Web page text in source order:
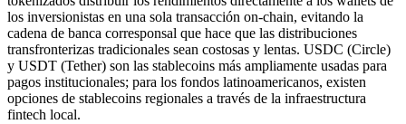
los inversionistas en una sola transacción on-chain, evitando la
cadena de banca corresponsal que hace que las distribuciones
transfronterizas tradicionales sean costosas y lentas. USDC (Circle)
y USDT (Tether) son las stablecoins más ampliamente usadas para
pagos institucionales; para los fondos latinoamericanos, existen
opciones de stablecoins regionales a través de la infraestructura
fintech local.